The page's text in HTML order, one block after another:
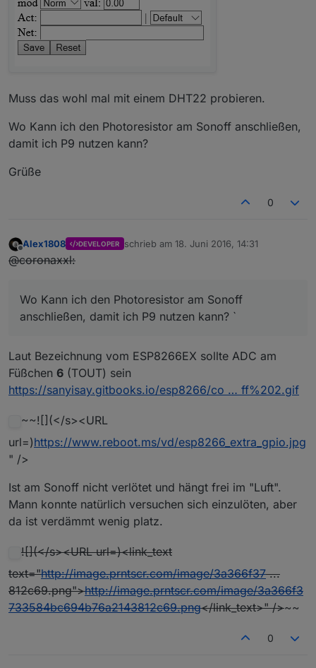
Muss das wohl mal mit einem DHT22 probieren.
Wo Kann ich den Photoresistor am Sonoff anschließen,
damit ich P9 nutzen kann?
Grüße
0
Alex1808 DEVELOPER schrieb am 18. Juni 2016, 14:31
zuletzt editiert von
@coronaxxl:
Wo Kann ich den Photoresistor am Sonoff
anschließen, damit ich P9 nutzen kann? `
Laut Bezeichnung vom ESP8266EX sollte ADC am
Füßchen 6 (TOUT) sein
https://sanyisay.gitbooks.io/esp8266/co … ff%202.gif
~~![](</s><URL
url=)https://www.reboot.ms/vd/esp8266_extra_gpio.jpg
" />
Ist am Sonoff nicht verlötet und hängt frei im "Luft".
Mann konnte natürlich versuchen sich einzulöten, aber
da ist verdämmt wenig platz.
![](</s><URL url=)<link_text
text="http://image.prntscr.com/image/3a366f37...
812c69.png">http://image.prntscr.com/image/3a366f3
733584bc694b76a2143812c69.png</link_text>" />~~
0